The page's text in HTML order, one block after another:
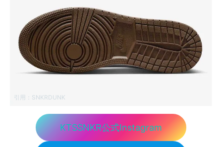
引用： SNKRDUNK
KTSSNKR公式Instagram